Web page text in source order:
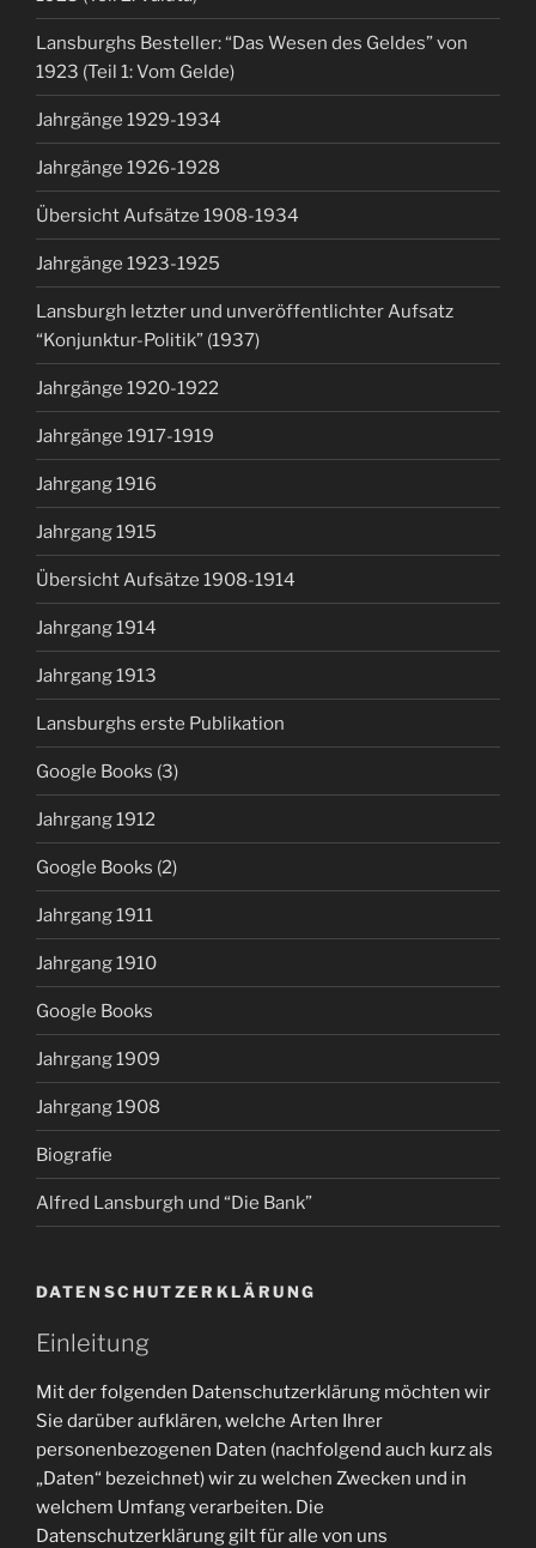
Lansburghs Besteller: “Das Wesen des Geldes” von
1923 (Teil 1: Vom Gelde)
Jahrgänge 1929-1934
Jahrgänge 1926-1928
Übersicht Aufsätze 1908-1934
Jahrgänge 1923-1925
Lansburgh letzter und unveröffentlichter Aufsatz
“Konjunktur-Politik” (1937)
Jahrgänge 1920-1922
Jahrgänge 1917-1919
Jahrgang 1916
Jahrgang 1915
Übersicht Aufsätze 1908-1914
Jahrgang 1914
Jahrgang 1913
Lansburghs erste Publikation
Google Books (3)
Jahrgang 1912
Google Books (2)
Jahrgang 1911
Jahrgang 1910
Google Books
Jahrgang 1909
Jahrgang 1908
Biografie
Alfred Lansburgh und “Die Bank”
DATENSCHUTZERKLÄRUNG
Einleitung
Mit der folgenden Datenschutzerklärung möchten wir
Sie darüber aufklären, welche Arten Ihrer
personenbezogenen Daten (nachfolgend auch kurz als
„Daten“ bezeichnet) wir zu welchen Zwecken und in
welchem Umfang verarbeiten. Die
Datenschutzerklärung gilt für alle von uns